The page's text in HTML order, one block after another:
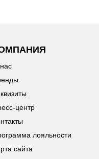
центр
лояльности
сайта